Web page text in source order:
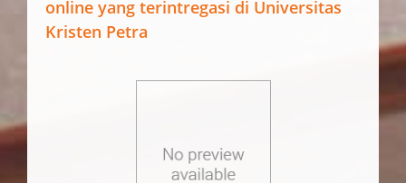
online yang terintregasi di Universitas
Kristen Petra